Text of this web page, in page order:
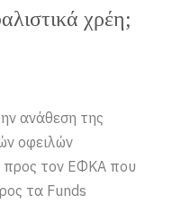
χρέη;
ανάθεση της
οφειλών
προς τον ΕΦΚΑ που
τα Funds